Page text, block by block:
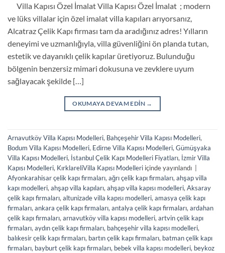
Villa Kapısı Özel İmalat Villa Kapısı Özel İmalat ; modern
ve lüks villalar için özel imalat villa kapıları arıyorsanız,
Alcatraz Çelik Kapı firması tam da aradığınız adres! Yılların
deneyimi ve uzmanlığıyla, villa güvenliğini ön planda tutan,
estetik ve dayanıklı çelik kapılar üretiyoruz. Bulunduğu
bölgenin benzersiz mimari dokusuna ve zevklere uyum
sağlayacak şekilde […]
OKUMAYA DEVAM EDIN →
Arnavutköy Villa Kapısı Modelleri, Bahçeşehir Villa Kapısı Modelleri,
Bodum Villa Kapısı Modelleri, Edirne Villa Kapısı Modelleri,Gümüşyaka
Villa Kapısı Modelleri, İstanbul Çelik Kapı Modelleri Fiyatları, İzmir Villa
Kapısı Modelleri, KırklareliVilla Kapısı Modelleri içinde yayınlandı
Afyonkarahisar çelik kapı firmaları,ağrı çelik kapı firmaları,ahşap villa
kapı modelleri,ahşap villa kapıları,ahşap villa kapısı modelleri,Aksaray
çelik kapı firmaları,altunizade villa kapısı modelleri,amasya çelik kapı
firmaları,ankara çelik kapı firmaları,antalya çelik kapı firmaları,ardahan
çelik kapı firmaları,arnavutköy villa kapısı modelleri,artvin çelik kapı
firmaları,aydın çelik kapı firmaları, bahçeşehir villa kapısı modelleri,
balıkesir çelik kapı firmaları, bartın çelik kapı firmaları, batman çelik kapı
firmaları, bayburt çelik kapı firmaları, bebek villa kapısı modelleri, beykoz